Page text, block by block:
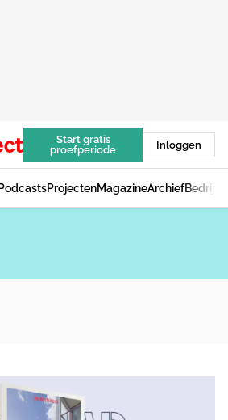
Start gratis
proefperiode
Inloggen
ProjectenMagazineArchief